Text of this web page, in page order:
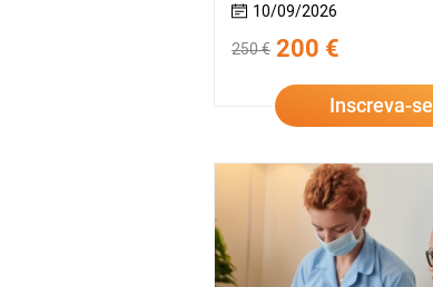
10/09/2026
250 € 200 €
Inscreva-se